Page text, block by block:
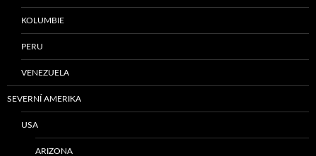
KOLUMBIE
PERU
VENEZUELA
SEVERNÍ AMERIKA
USA
ARIZONA